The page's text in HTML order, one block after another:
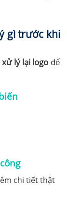
gì trước khi
lý lại logo để
chi tiết thật